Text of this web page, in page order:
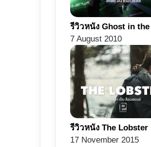
รีวิวหนัง Ghost in
7 August 2010
รีวิวหนัง The Lobster
17 November 2015